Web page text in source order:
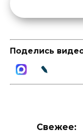
Поделись
Свежее: